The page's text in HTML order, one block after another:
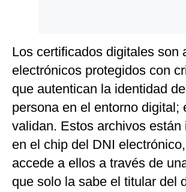
Los certificados digitales son
electrónicos protegidos con
que autentican la identidad
persona en el entorno digital;
validan. Estos archivos están
en el chip del DNI
accede a ellos a través de
que solo la sabe el titular del